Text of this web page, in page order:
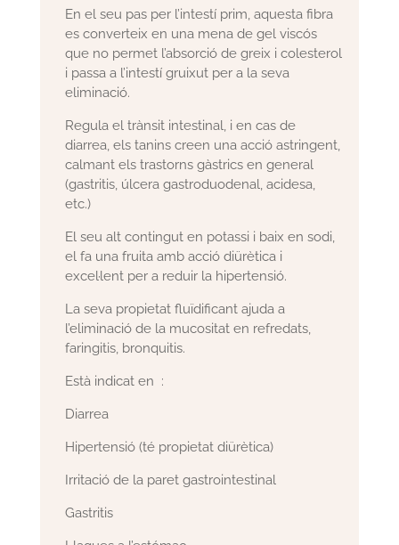
En el seu pas per l’intestí prim, aquesta fibra
es converteix en una mena de gel viscós
que no permet l’absorció de greix i colesterol
i passa a l’intestí gruixut per a la seva
eliminació.
Regula el trànsit intestinal, i en cas de
diarrea, els tanins creen una acció astringent,
calmant els trastorns gàstrics en general
(gastritis, úlcera gastroduodenal, acidesa,
etc.)
El seu alt contingut en potassi i baix en sodi,
el fa una fruita amb acció diürètica i
excel·lent per a reduir la hipertensió.
La seva propietat fluïdificant ajuda a
l’eliminació de la mucositat en refredats,
faringitis, bronquitis.
Està indicat en :
Diarrea
Hipertensió (té propietat diürètica)
Irritació de la paret gastrointestinal
Gastritis